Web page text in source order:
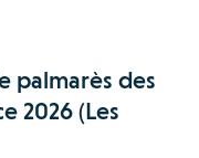
palmarès des
2026 (Les